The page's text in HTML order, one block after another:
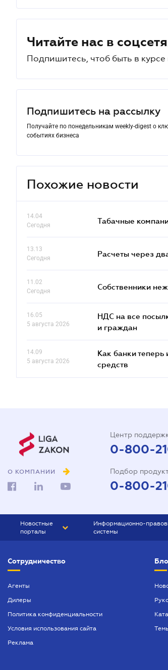
Читайте нас в
Подпишитесь, чтоб быть в
Подпишитесь на рассылку
Получайте по понедельникам weekly-digest о
событиях бизнеса
Похожие новости
14.04
Сегодня
Табачные
13.13
Сегодня
Расчеты через
11.02
Сегодня
Собственники
16.05
5 августа 2026
НДС на все
и граждан
14.09
5 августа 2026
Как банки теперь
средств
О КОМПАНИИ
Центр
0-800-
Подбор
0-800-
Новостные
порталы
БИЗНЕС
Информационно-
системы
БУХГАЛТЕР ПРОФ
ЮРИСТ ПРОФ
Сотрудничество
Агенты
Дилеры
Политика конфиденциальности
Условия использования сайта
Реклама